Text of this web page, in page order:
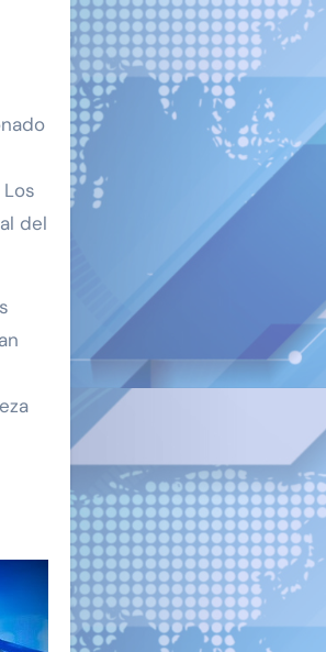
del